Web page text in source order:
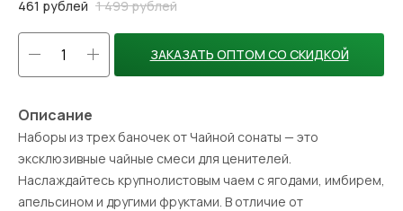
461 рублей 1 499 рублей
ЗАКАЗАТЬ ОПТОМ СО СКИДКОЙ
Описание
Наборы из трех баночек от Чайной сонаты — это
эксклюзивные чайные смеси для ценителей.
Наслаждайтесь крупнолистовым чаем с ягодами, имбирем,
апельсином и другими фруктами. В отличие от